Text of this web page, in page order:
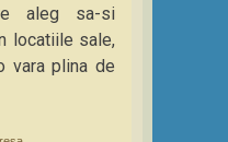
aleg sa-si
locatiile sale,
vara plina de